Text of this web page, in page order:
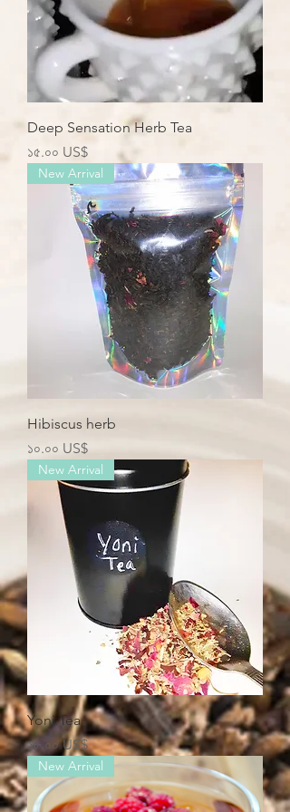
Deep Sensation Herb Tea
Price
১৫.০০ US$
New Arrival
Hibiscus herb
Price
১০.০০ US$
New Arrival
Yoni Tea
Price
১৮.০০ US$
New Arrival